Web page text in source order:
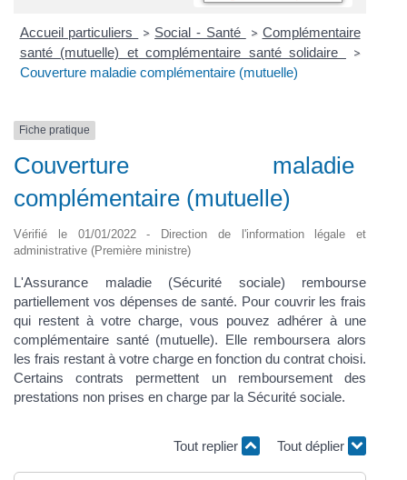
Accueil particuliers > Social - Santé > Complémentaire
santé (mutuelle) et complémentaire santé solidaire
>
Couverture maladie complémentaire (mutuelle)
Fiche pratique
Couverture maladie
complémentaire (mutuelle)
Vérifié le 01/01/2022 - Direction de l'information légale et
administrative (Première ministre)
L'Assurance maladie (Sécurité sociale) rembourse
partiellement vos dépenses de santé. Pour couvrir les frais
qui restent à votre charge, vous pouvez adhérer à une
complémentaire santé (mutuelle). Elle remboursera alors
les frais restant à votre charge en fonction du contrat choisi.
Certains contrats permettent un remboursement des
prestations non prises en charge par la Sécurité sociale.
Tout replier Tout déplier